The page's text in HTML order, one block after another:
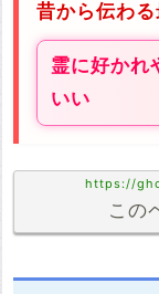
昔から伝わ
霊に好かれ
いい
https://
この